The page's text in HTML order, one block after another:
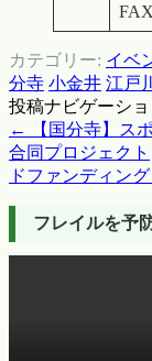
カテゴリー: イベ
分寺 小金井 江戸川
投稿ナビゲーショ
←
【国分寺】ス
合同プロジェクト
ドファンディング
フレイルを予